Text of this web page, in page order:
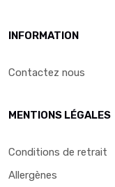
INFORMATION
Contactez nous
MENTIONS LÉGALES
Conditions de retrait
Allergènes